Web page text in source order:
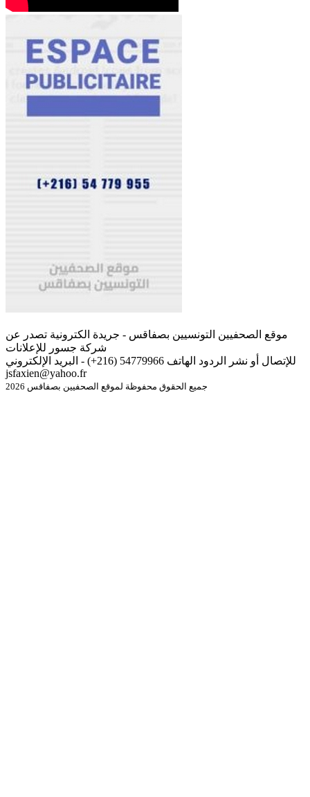
موقع الصحفيين التونسيين بصفاقس - جريدة الكترونية تصدر عن
شركة جسور للإعلانات
للإتصال أو نشر الردود الهاتف 54779966 (216+) - البريد الإلكتروني
jsfaxien@yahoo.fr
جميع الحقوق محفوظة لموقع الصحفيين بصفاقس 2026